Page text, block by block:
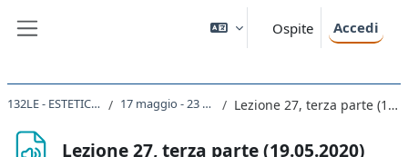
Ospite Accedi
132LE - ESTETICA 2019 17 maggio - 23 maggio Lezione 27, terza parte (19.05.2020)
Lezione 27, terza parte (19.05.2020)